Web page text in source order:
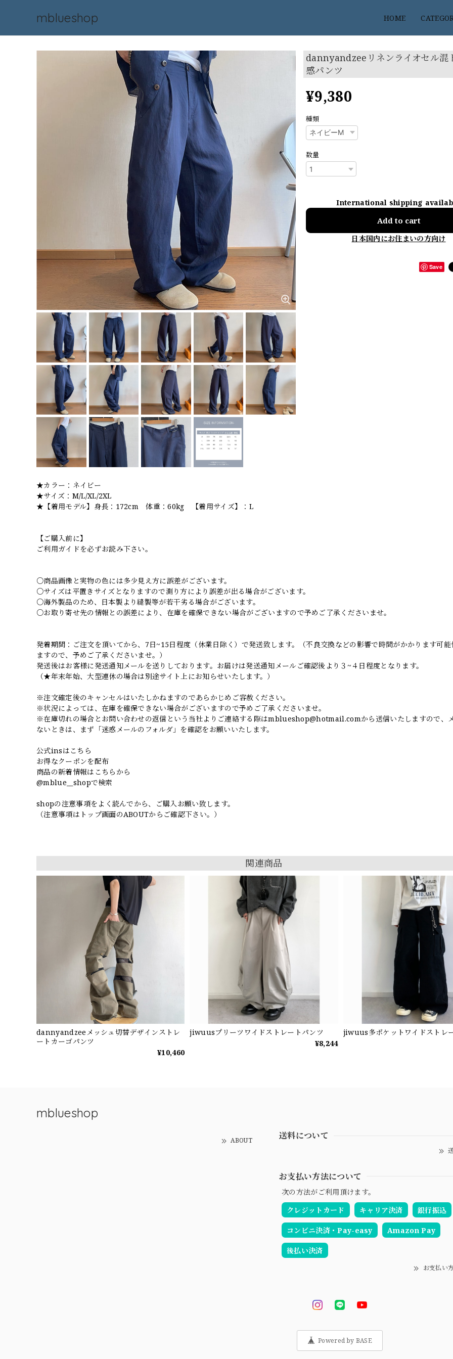
mblueshop HOME
dannyandzeeリネンライオセル混
感パンツ
¥9,380
種類
数量
International shipping
Add to cart
日本国内にお住まいの方向け
Save
★カラー：ネイビー
★サイズ：M/L/XL/2XL
★【着用モデル】身長：172cm 体重：60kg 【着用サイズ】：L
【ご購入前に】
ご利用ガイドを必ずお読み下さい。
○商品画像と実物の色には多少見え方に誤差がございます。
○サイズは平置きサイズとなりますので測り方により誤差が出る場合がございます。
○海外製品のため、日本製より縫製等が若干劣る場合がございます。
○お取り寄せ先の情報との誤差により、在庫を確保できない場合がございますので予めご了承くださいませ。
発着期間：ご注文を頂いてから、7日~15日程度（休業日除く）で発送致します。（不良交換などの影響で時間がかかります可能
ますので、予めご了承くださいませ。）
発送後はお客様に発送通知メールを送りしております。お届けは発送通知メールご確認後より３~４日程度となります。
（★年末年始、大型連休の場合は別途サイト上にお知らせいたします。）
※注文確定後のキャンセルはいたしかねますのであらかじめご容赦ください。
※状況によっては、在庫を確保できない場合がございますので予めご了承くださいませ。
※在庫切れの場合とお問い合わせの返信という当社よりご連絡する際はmblueshop@hotmail.comから送信いたしますので、
ないときは、まず「迷惑メールのフォルダ」を確認をお願いいたします。
公式insはこちら
お得なクーポンを配布
商品の新着情報はこちらから
@mblue__shopで検索
shopの注意事項をよく読んでから、ご購入お願い致します。
（注意事項はトップ画面のABOUTからご確認下さい。）
関連商品
dannyandzeeメッシュ切替デザインストレ
ートカーゴパンツ
¥10,460
jiwuusプリーツワイドストレートパンツ
¥8,244
jiwuus多ポケットワイドストレ
mblueshop
ABOUT 送料について
お支払い方法について
次の方法がご利用頂けます。
クレジットカード
キャリア決済 銀行振込
コンビニ決済・Pay-easy Amazon Pay
後払い決済
お支払い
Powered by BASE